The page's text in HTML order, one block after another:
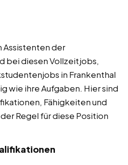
Assistenten der
bei diesen Vollzeitjobs,
in Frankenthal
wie ihre Aufgaben. Hier sind
Fähigkeiten und
Regel für diese Position